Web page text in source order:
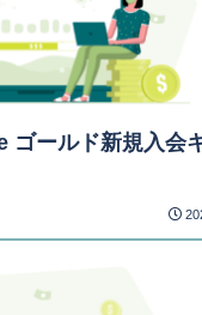
ゴールド新規入会